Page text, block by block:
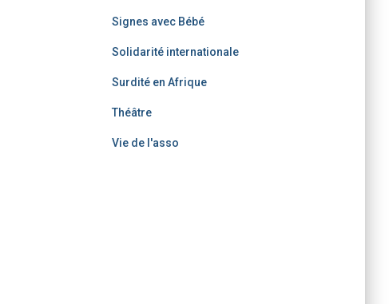
Signes avec Bébé
Solidarité internationale
Surdité en Afrique
Théâtre
Vie de l'asso